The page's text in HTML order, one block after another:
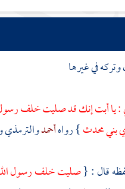
في غيرها
: يا أبت إنك قد صليت خلف رسول
بني محدث} رواهأحمدوالترمذي
قال : {صليت خلف رسول